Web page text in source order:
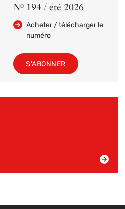
Nº 194 / été 2026
Acheter / télécharger le
numéro
S'ABONNER